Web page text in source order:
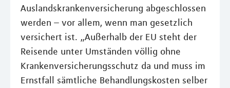
Auslandskrankenversicherung abgeschlossen
werden – vor allem, wenn man gesetzlich
versichert ist. „Außerhalb der EU steht der
Reisende unter Umständen völlig ohne
Krankenversicherungsschutz da und muss im
Ernstfall sämtliche Behandlungskosten selber